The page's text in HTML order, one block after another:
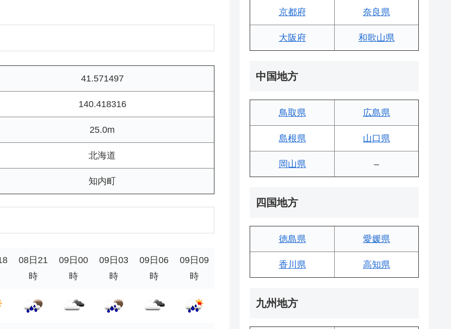
41.571497
140.418316
25.0m
北海道
知内町
08日21
時
09日00
時
09日03
時
09日06
時
09日09
時
京都府 奈良県
大阪府 和歌山県
中国地方
鳥取県 広島県
島根県 山口県
岡山県 –
四国地方
徳島県 愛媛県
香川県 高知県
九州地方